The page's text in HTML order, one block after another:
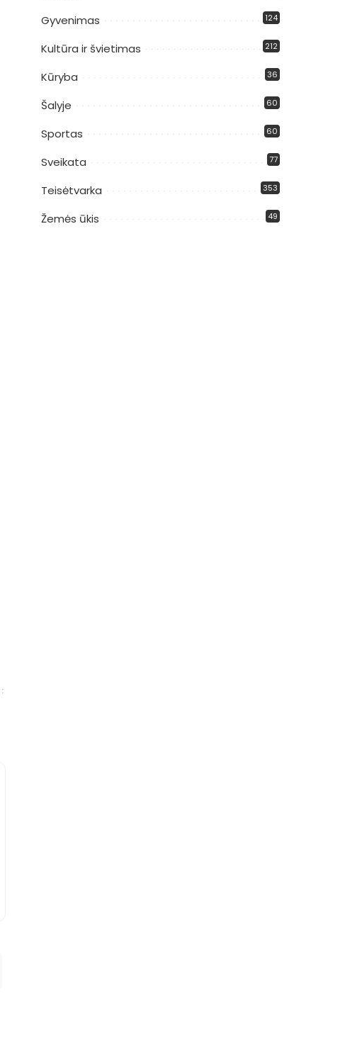
Gyvenimas 124
Kultūra ir švietimas 212
Kūryba 36
Šalyje 60
Sportas 60
Sveikata 77
Teisėtvarka 353
Žemės ūkis 49